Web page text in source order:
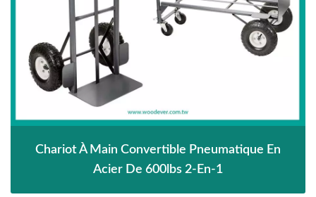
Chariot À Main Convertible Pneumatique En
Acier De 600lbs 2-En-1